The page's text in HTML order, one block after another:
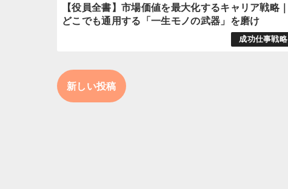
【役員全書】市場価値を最大化するキャリア戦略｜
どこでも通用する「一生モノの武器」を磨け
成功仕事戦略
新しい投稿